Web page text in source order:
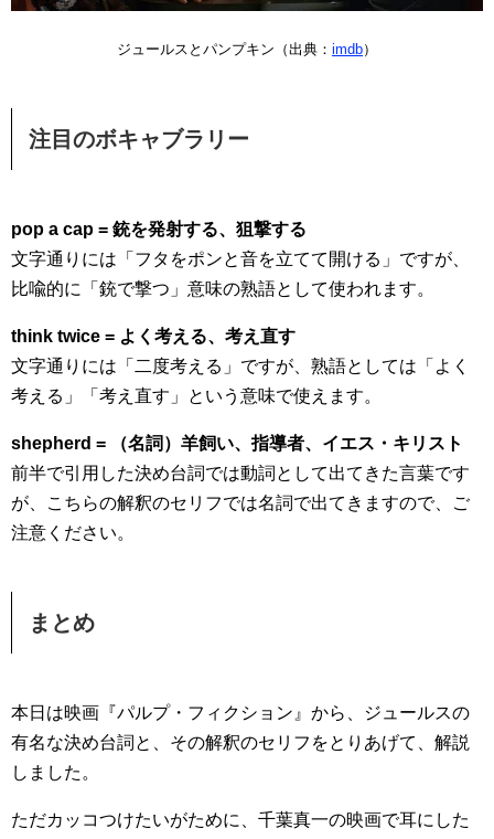
ジュールスとパンプキン（出典： imdb）
注目のボキャブラリー
pop a cap = 銃を発射する、狙撃する
文字通りには「フタをポンと音を立てて開ける」ですが、
比喩的に「銃で撃つ」意味の熟語として使われます。
think twice = よく考える、考え直す
文字通りには「二度考える」ですが、熟語としては「よく
考える」「考え直す」という意味で使えます。
shepherd = （名詞）羊飼い、指導者、イエス・キリスト
前半で引用した決め台詞では動詞として出てきた言葉です
が、こちらの解釈のセリフでは名詞で出てきますので、ご
注意ください。
まとめ
本日は映画『パルプ・フィクション』から、ジュールスの
有名な決め台詞と、その解釈のセリフをとりあげて、解説
しました。
ただカッコつけたいがために、千葉真一の映画で耳にした